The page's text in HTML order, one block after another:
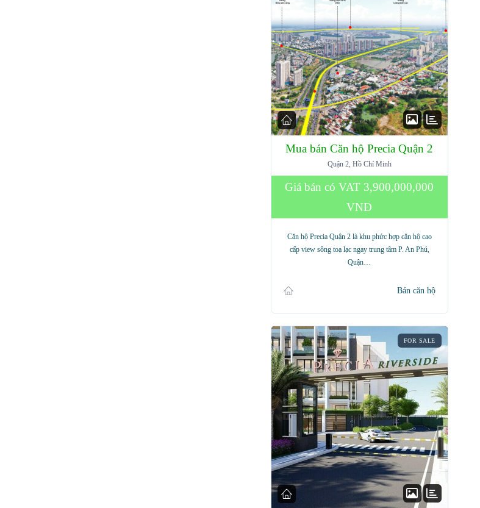
Mua bán Căn hộ Precia Quận 2
Quận 2, Hồ Chí Minh
Giá bán có VAT 3,900,000,000
VNĐ
Căn hộ Precia Quận 2 là khu phức hợp căn hộ cao
cấp view sông toạ lạc ngay trung tâm P. An Phú,
Quận…
Bán căn hộ
FOR SALE